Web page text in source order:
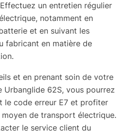
Effectuez un entretien régulier
notamment en
et en suivant les
fabricant en matière de
et en prenant soin de votre
62S, vous pourrez
le code erreur E7 et profiter
de transport électrique.
le service client du